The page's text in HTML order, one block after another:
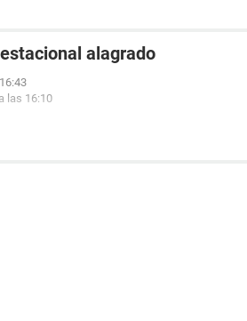
alagrado
las 16:10